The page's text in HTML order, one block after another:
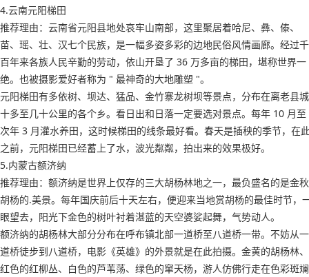
4.云南元阳梯田
推荐理由：云南省元阳县地处哀牢山南部，这里聚居着哈尼、彝、傣、
苗、瑶、壮、汉七个民族，是一幅多姿多彩的边地民俗风情画廊。经过千
百年来各族人民辛勤的劳动，依山开垦了 36 万多亩的梯田，堪称世界一
绝。也被摄影爱好者称为 " 最神奇的大地雕塑 "。
元阳梯田有多依树、坝达、猛品、金竹寨龙树坝等景点，分布在离老县城
十多至几十公里的各个乡。看日出和日落一定要选对景点。每年 10 月至
次年 3 月灌水养田，这时候梯田的线条最好看。春天是插秧的季节，在
之前，元阳梯田已经蓄上了水，波光粼粼，拍出来的效果极好。
5.内蒙古额济纳
推荐理由：额济纳是世界上仅存的三大胡杨林地之一，最负盛名的是金秋
胡杨的.美景。每年国庆前后十天左右，便迎来当地赏胡杨的最佳时节，
眼望去，阳光下金色的树叶衬着湛蓝的天空婆娑起舞，气势动人。
额济纳的胡杨林大部分分布在呼布镇北部一道桥至八道桥一带。不妨从一
道桥徒步到八道桥，电影《英雄》的外景就是在此拍摄。金黄的胡杨林、
红色的红柳丛、白色的芦苇荡、绿色的窜天杨，游人仿佛行走在色彩斑斓